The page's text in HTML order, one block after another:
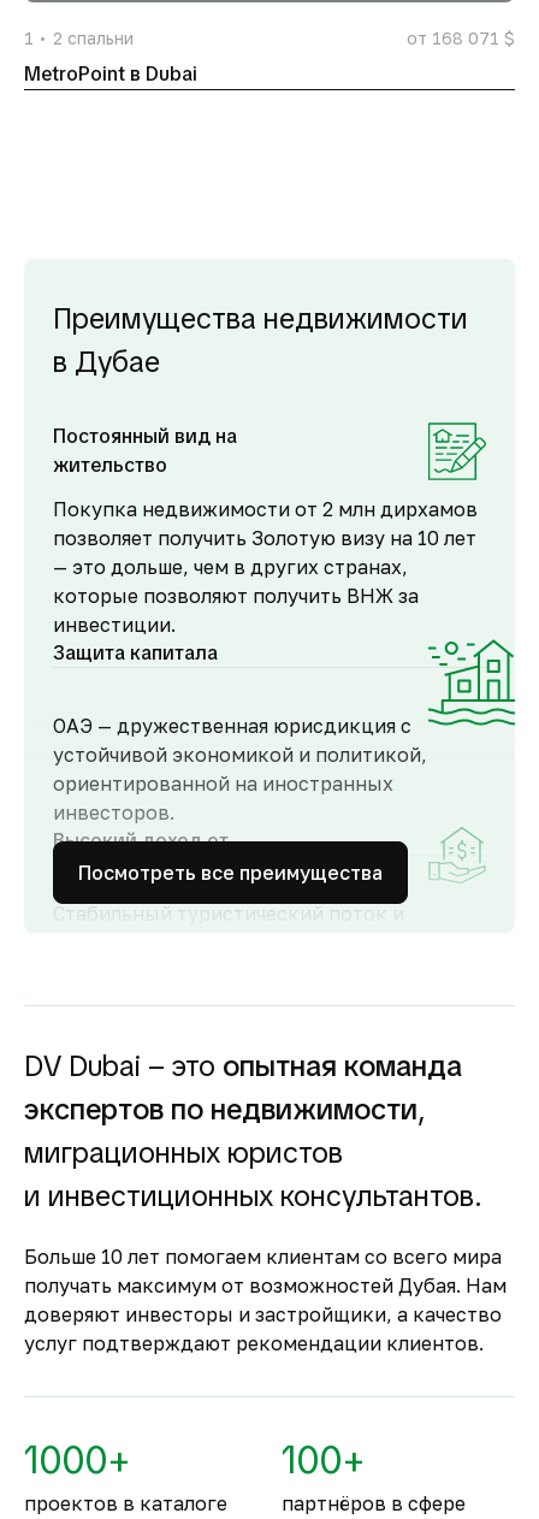
1 2 спальни от 168 071 $
MetroPoint в Dubai
Преимущества недвижимости
в Дубае
Постоянный вид на
жительство
Покупка недвижимости от 2 млн дирхамов
позволяет получить Золотую визу на 10 лет
— это дольше, чем в других странах,
которые позволяют получить ВНЖ за
инвестиции.
Защита капитала
ОАЭ — дружественная юрисдикция с
устойчивой экономикой и политикой,
ориентированной на иностранных
инвесторов.
Высокий доход от
аренды
Стабильный туристический поток и
доходность для инвесторов как от
аренды.
строящуюся
недвижимость
Оплата за объект поступает на эскроу-счёт.
Застройщик сможет получить с него деньги
только после ввода объекта в
Комфортное и
безопасное место для
жизни
По уровню безопасности жизни
занимают второе место в мире.
Посмотреть все преимущества
DV Dubai – это опытная команда
экспертов по недвижимости,
миграционных юристов
и инвестиционных консультантов.
Больше 10 лет помогаем клиентам со всего мира
получать максимум от возможностей Дубая. Нам
доверяют инвесторы и застройщики, а качество
услуг подтверждают рекомендации клиентов.
1000+
проектов в каталоге
100+
партнёров в сфере